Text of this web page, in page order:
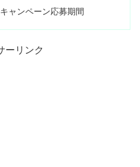
ャンペーン応募期間
ーリンク